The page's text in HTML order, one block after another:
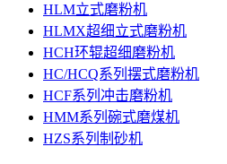
HLM立式磨粉机
HLMX超细立式磨粉机
HCH环辊超细磨粉机
HC/HCQ系列摆式磨粉机
HCF系列冲击磨粉机
HMM系列碗式磨煤机
HZS系列制砂机